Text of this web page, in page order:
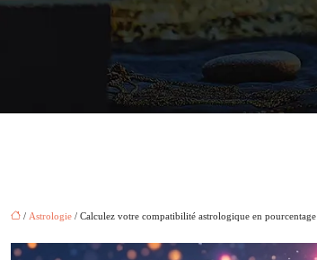
/ Astrologie / Calculez votre compatibilité astrologique en pourcentage